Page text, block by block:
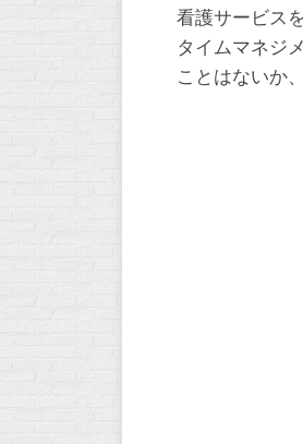
看護サービス
タイムマネジ
ことはないか